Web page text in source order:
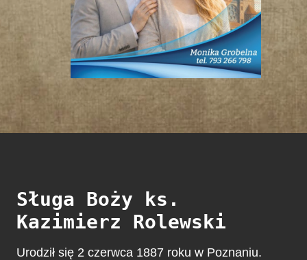
Sługa Boży ks.
Kazimierz Rolewski
Urodził się 2 czerwca 1887 roku w Poznaniu.